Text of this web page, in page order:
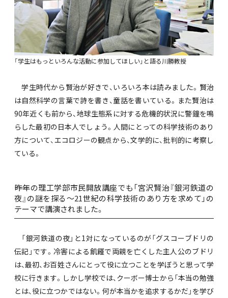
「学生はもっといろんな活動に参加してほしい」と語る川勝教授
学生時代から賢治が好きで、いろいろ本は読みました。賢治
は自然科学の言葉で詩を書き、童話を書いている。また賢治は
90年近くも前から、地球生態系に対する危機的状況に警鐘を鳴
らした最初の日本人でしょう。人間にとっての科学技術のあり
方について、エコロジーの観点から、文学的に、批判的に考察し
ている。
――昨年の理工学部市民開放講座でも「宮沢賢治『銀河鉄道の
夜』の謎を探る～21世紀の科学技術のあり方を求めて」の
テーマで講演されました。
「銀河鉄道の夜」と1対になっているのが「グスコーブドリの
伝記」です。冷害による飢饉で両親を亡くした主人公のブドリ
は、最初、お百姓さんにとって役に立つことを学ぼうと思って学
校に行きます。しかし学校では、クーボー博士から「本当の勉強
とは、役に立つかではない。何が本当かを追求するかだ」を学び